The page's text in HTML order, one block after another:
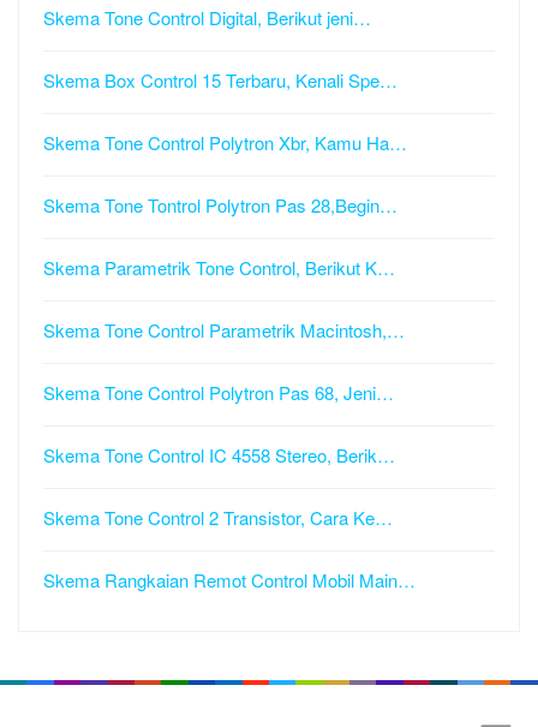
Skema Tone Control Digital, Berikut jeni…
Skema Box Control 15 Terbaru, Kenali Spe…
Skema Tone Control Polytron Xbr, Kamu Ha…
Skema Tone Tontrol Polytron Pas 28,Begin…
Skema Parametrik Tone Control, Berikut K…
Skema Tone Control Parametrik Macintosh,…
Skema Tone Control Polytron Pas 68, Jeni…
Skema Tone Control IC 4558 Stereo, Berik…
Skema Tone Control 2 Transistor, Cara Ke…
Skema Rangkaian Remot Control Mobil Main…